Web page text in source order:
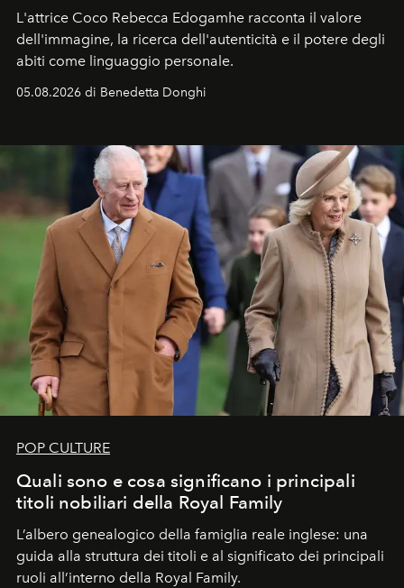
L'attrice Coco Rebecca Edogamhe racconta il valore
dell'immagine, la ricerca dell'autenticità e il potere degli
abiti come linguaggio personale.
05.08.2026 di Benedetta Donghi
POP CULTURE
Quali sono e cosa significano i principali
titoli nobiliari della Royal Family
L’albero genealogico della famiglia reale inglese: una
guida alla struttura dei titoli e al significato dei principali
ruoli all’interno della Royal Family.